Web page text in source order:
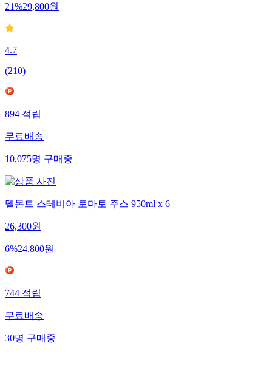
21%29,800원
4.7
(210)
894 적립
무료배송
10,075명 구매중
델몬트 스테비아 토마토 주스 950ml x 6
26,300원
6%24,800원
744 적립
무료배송
30명 구매중